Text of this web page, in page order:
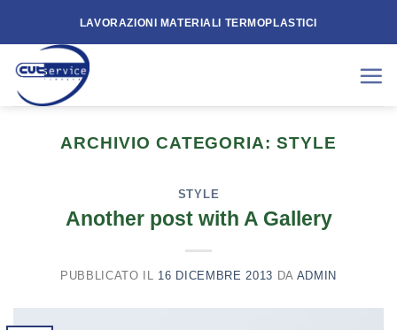
content
LAVORAZIONI MATERIALI TERMOPLASTICI
ARCHIVIO CATEGORIA:STYLE
STYLE
Another post with A Gallery
PUBBLICATO IL 16 DICEMBRE 2013 DA ADMIN